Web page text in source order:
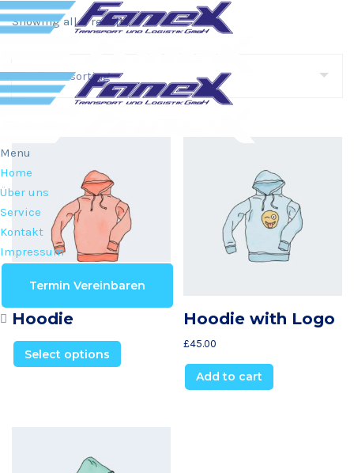
Menu
Home
Über uns
Service
Kontakt
Impressum
Termin Vereinbaren
Showing all 3 results
Hoodie
Select options
Hoodie with Logo
£45.00
Add to cart